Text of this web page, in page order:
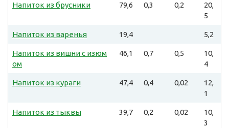
Напиток из брусники 79,6 0,3 0,2
20,
5
Напиток из варенья 19,4 5,2
Напиток из вишни с изюм
ом
46,1 0,7 0,5
10,
4
Напиток из кураги 47,4 0,4 0,02
12,
1
Напиток из тыквы 39,7 0,2 0,02
10,
3